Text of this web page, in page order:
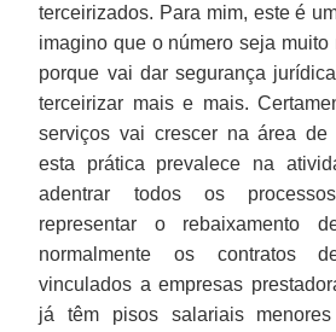
terceirizados. Para mim, este é
imagino que o número seja muito
porque vai dar segurança
terceirizar mais e mais.
serviços vai crescer na área de
esta prática prevalece na
adentrar todos os
representar o rebaixamento
normalmente os contratos
vinculados a empresas
já têm pisos salariais